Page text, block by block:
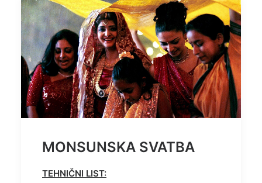
MONSUNSKA SVATBA
TEHNIČNI LIST: